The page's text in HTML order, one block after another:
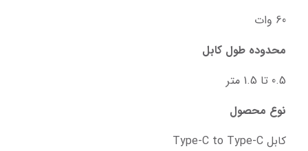
60 وات
محدوده طول کابل
0.5 تا 1.5 متر
نوع محصول
کابل Type-C to Type-C